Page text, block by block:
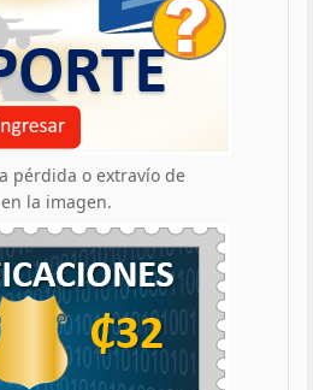
pérdida o extravío de
la imagen.